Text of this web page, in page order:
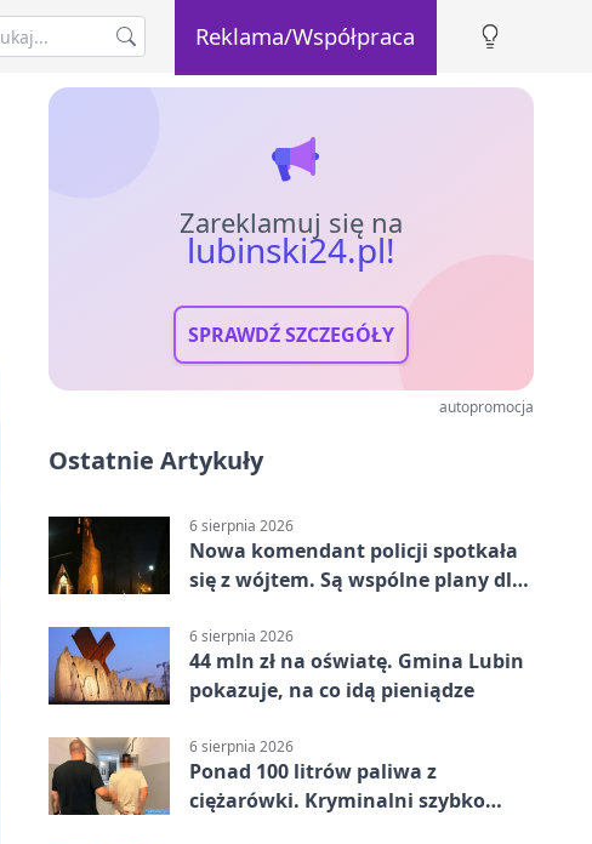
Reklama/Współpraca
Zareklamuj się na
lubinski24.pl!
SPRAWDŹ SZCZEGÓŁY
autopromocja
Ostatnie Artykuły
6 sierpnia 2026
Nowa komendant policji spotkała
się z wójtem. Są wspólne plany dla
6 sierpnia 2026
44 mln zł na oświatę. Gmina Lubin
pokazuje, na co idą pieniądze
6 sierpnia 2026
Ponad 100 litrów paliwa z
ciężarówki. Kryminalni szybko